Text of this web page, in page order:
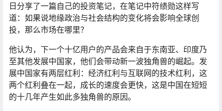
日分享了一篇自己的投资笔记，在笔记中符绩勋这样写
道：如果说地缘政治与社会结构的变化将会影响全球创
投，那么市场在哪里？
他认为，下一个十亿用户的产品会来自于东南亚、印度乃
至其他发展中国家，他们会带动新一波独角兽的崛起。发
展中国家有两层红利：经济红利与互联网的技术红利，这
两个红利叠在一起，成长的速度会更快，这是中国在短短
的十几年产生如此多独角兽的原因。